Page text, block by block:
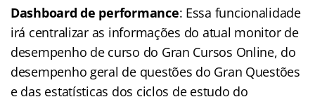
Dashboard de performance: Essa funcionalidade
irá centralizar as informações do atual monitor de
desempenho de curso do Gran Cursos Online, do
desempenho geral de questões do Gran Questões
e das estatísticas dos ciclos de estudo do